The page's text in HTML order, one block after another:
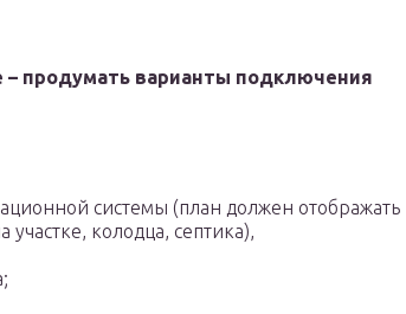
– продумать варианты подключения
системы (план должен отображать
колодца, септика),